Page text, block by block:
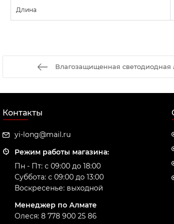
Длина
Влагозащищенная светодиодная
Контакты
yi-long@mail.ru
Режим работы магазина:
Пн - Пт: с 09:00 до 18:00
Суббота: с 09:00 до 13:00
Воскресенье: выходной
Менеджер по Алмате
Олеся: 8 778 900 25 86